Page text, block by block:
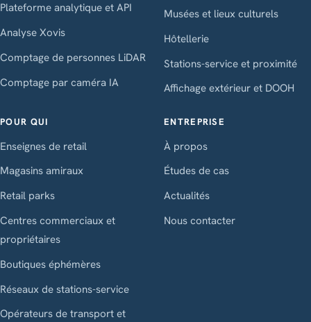
Plateforme analytique et API
Analyse Xovis
Comptage de personnes LiDAR
Comptage par caméra IA
Musées et lieux culturels
Hôtellerie
Stations-service et proximité
Affichage extérieur et DOOH
POUR QUI
Enseignes de retail
Magasins amiraux
Retail parks
Centres commerciaux et
propriétaires
Boutiques éphémères
Réseaux de stations-service
Opérateurs de transport et
ENTREPRISE
À propos
Études de cas
Actualités
Nous contacter